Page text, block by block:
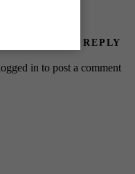
LEAVE A REPLY
in to post a comment.